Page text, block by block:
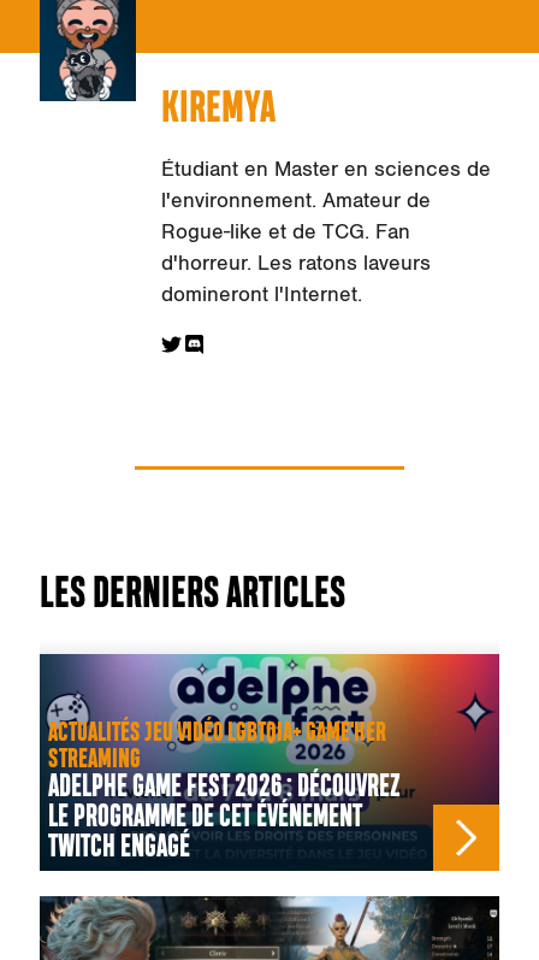
KIREMYA
Étudiant en Master en sciences de
l'environnement. Amateur de
Rogue-like et de TCG. Fan
d'horreur. Les ratons laveurs
domineront l'Internet.
LES DERNIERS ARTICLES
ACTUALITÉS JEU VIDÉO LGBTQIA+ GAME'HER
STREAMING
ADELPHE GAME FEST 2026 : DÉCOUVREZ
LE PROGRAMME DE CET ÉVÉNEMENT
TWITCH ENGAGÉ